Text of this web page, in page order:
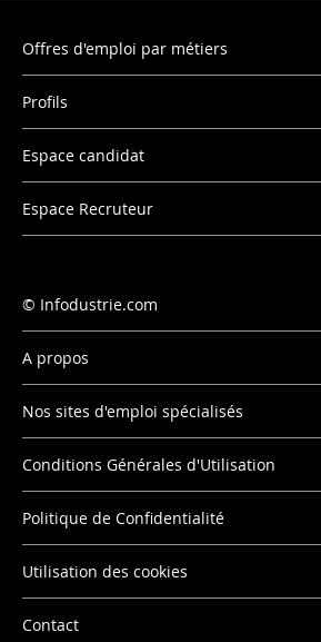
Offres d'emploi par métiers
Profils
Espace candidat
Espace Recruteur
Infodustrie.com
A propos
Nos sites d'emploi spécialisés
Conditions Générales d'Utilisation
Politique de Confidentialité
Utilisation des cookies
Contact